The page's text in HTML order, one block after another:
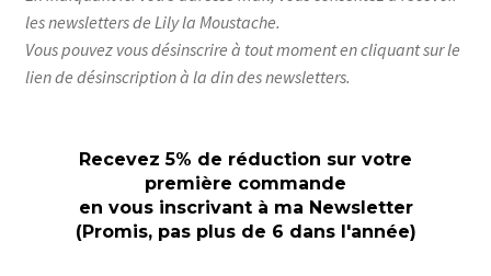
enfant
les newsletters de Lily la Moustache.
Vous pouvez vous désinscrire à tout moment en cliquant sur le
lien de désinscription à la din des newsletters.
Recevez 5% de réduction sur votre
première commande
en vous inscrivant à ma Newsletter
(Promis, pas plus de 6 dans l'année)